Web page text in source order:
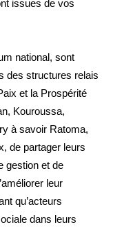
issues de vos
national, sont
des structures relais
et la Prospérité
Kouroussa,
à savoir Ratoma,
de partager leurs
gestion et de
leur
qu’acteurs
dans leurs